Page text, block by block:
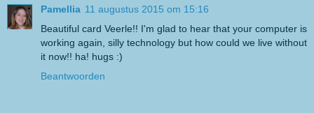
Pamellia 11 augustus 2015 om 15:16
Beautiful card Veerle!! I'm glad to hear that your computer is
working again, silly technology but how could we live without
it now!! ha! hugs :)
Beantwoorden